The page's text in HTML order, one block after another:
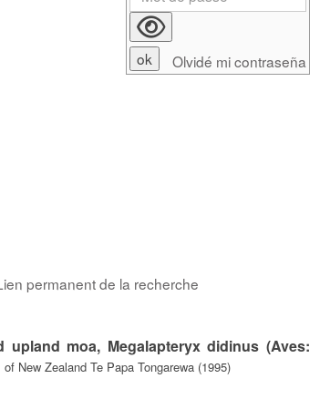
permanent de la recherche
moa, Megalapteryx didinus (Aves:
New Zealand Te Papa Tongarewa (1995)
Olvidé mi contraseña